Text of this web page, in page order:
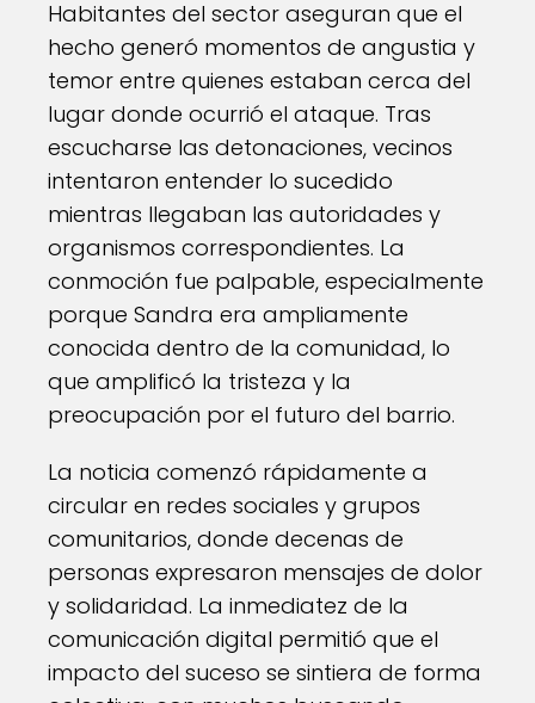
Habitantes del sector aseguran que el
hecho generó momentos de angustia y
temor entre quienes estaban cerca del
lugar donde ocurrió el ataque. Tras
escucharse las detonaciones, vecinos
intentaron entender lo sucedido
mientras llegaban las autoridades y
organismos correspondientes. La
conmoción fue palpable, especialmente
porque Sandra era ampliamente
conocida dentro de la comunidad, lo
que amplificó la tristeza y la
preocupación por el futuro del barrio.
La noticia comenzó rápidamente a
circular en redes sociales y grupos
comunitarios, donde decenas de
personas expresaron mensajes de dolor
y solidaridad. La inmediatez de la
comunicación digital permitió que el
impacto del suceso se sintiera de forma